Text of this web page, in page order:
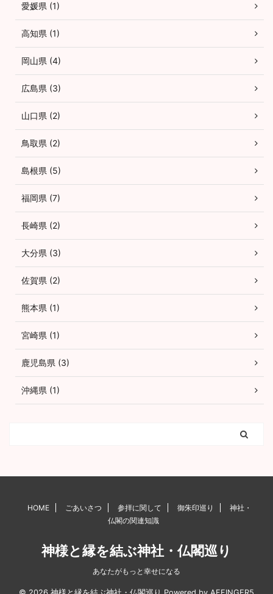
愛媛県 (1)
高知県 (1)
岡山県 (4)
広島県 (3)
山口県 (2)
鳥取県 (2)
島根県 (5)
福岡県 (7)
長崎県 (2)
大分県 (3)
佐賀県 (2)
熊本県 (1)
宮崎県 (1)
鹿児島県 (3)
沖縄県 (1)
HOME ごあいさつ 参拝に関して 御朱印巡り
神社・
仏閣の関連知識
神様と縁を結ぶ神社・仏閣巡り
あなたがもっと幸せになる